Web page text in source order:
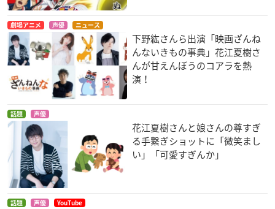
劇場アニメ 声優 ニュース
下野紘さんら出演「映画ざんね
んないきもの事典」花江夏樹さ
んが甘えんぼうのコアラを熱
演！
話題 声優
花江夏樹さんと娘さんの尊すぎ
る手繋ぎショットに「微笑まし
い」「可愛すぎんか」
話題 声優 YouTube